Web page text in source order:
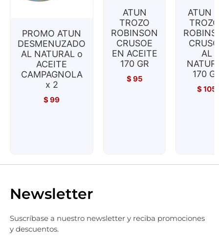
PROMO ATUN
DESMENUZADO
AL NATURAL o
ACEITE
CAMPAGNOLA
x 2
$99
ATUN
TROZO
ROBINSON
CRUSOE
EN ACEITE
170 GR
$95
ATUN
AL
170
$105
Newsletter
Suscríbase a nuestro newsletter y reciba promociones
y descuentos.